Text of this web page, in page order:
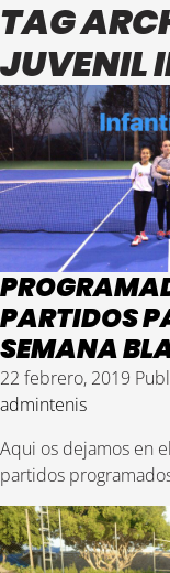
TAG
JUVENIL
PARTIDOS
SEMANA
22 febrero, 2019
admintenis
Aqui os dejamos en
partidos